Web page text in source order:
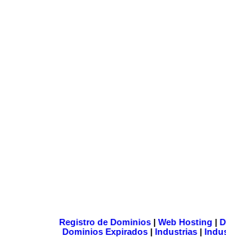
Registro de Dominios| Web Hosting |
Dominios Expirados | Industrias |